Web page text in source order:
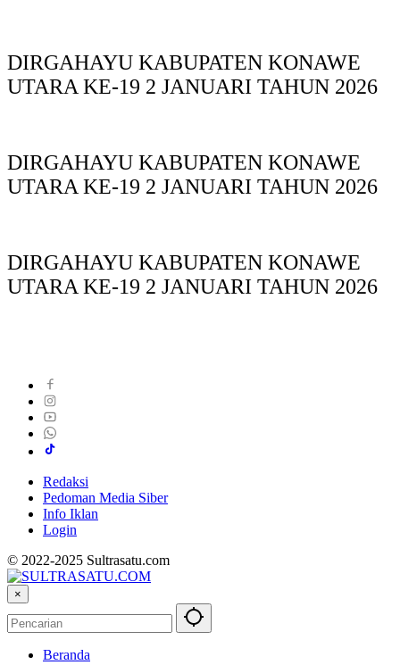
DIRGAHAYU KABUPATEN KONAWE
UTARA KE-19 2 JANUARI TAHUN 2026
DIRGAHAYU KABUPATEN KONAWE
UTARA KE-19 2 JANUARI TAHUN 2026
DIRGAHAYU KABUPATEN KONAWE
UTARA KE-19 2 JANUARI TAHUN 2026
Redaksi
Pedoman Media Siber
Info Iklan
Login
© 2022-2025 Sultrasatu.com
×
Beranda